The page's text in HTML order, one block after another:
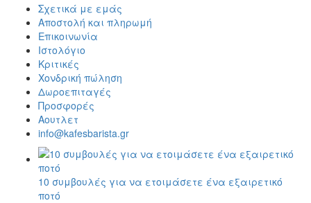
Σχετικά με εμάς
Αποστολή και πληρωμή
Επικοινωνία
Ιστολόγιο
Κριτικές
Χονδρική πώληση
Δωροεπιταγές
Προσφορές
Αουτλετ
info@kafesbarista.gr
10 συμβουλές για να ετοιμάσετε ένα εξαιρετικό
ποτό